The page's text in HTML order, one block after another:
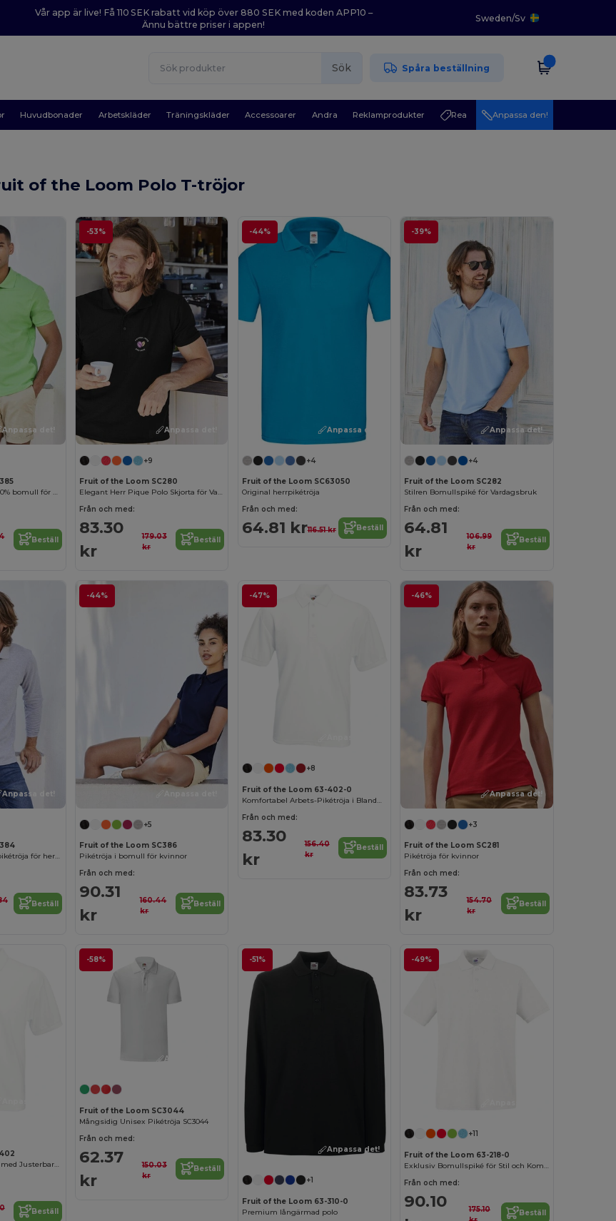
Vår app är live! Få 110 SEK rabatt vid köp över 880 SEK med koden APP10 –
Ännu bättre priser i appen!
Sweden/Sv
Sök Spåra beställning
Huvudbonader Arbetskläder Träningskläder Accessoarer Andra Reklamprodukter Rea Anpassa den!
of the Loom Polo T-tröjor
Anpassa det!
Premium pikétröja i 100% bomull för herrar
Beställ
-53%
Anpassa det!
+9
Fruit of the Loom SC280
Elegant Herr Pique Polo Skjorta för Vardagsstil
Från och med:
83.30
kr
179.03
kr
Beställ
-44%
Anpassa det!
+4
Fruit of the Loom SC63050
Original herrpikétröja
Från och med:
64.81 kr116.51 kr Beställ
-39%
Anpassa det!
+4
Fruit of the Loom SC282
Stilren Bomullspiké för Vardagsbruk
Från och med:
64.81
kr
106.99
kr
Beställ
Anpassa det!
Premium långärmad pikétröja för herrar
Beställ
-44%
+5
Fruit of the Loom SC386
Pikétröja i bomull för kvinnor
Från och med:
90.31
kr
160.44
kr
Beställ
-47%
+8
Fruit of the Loom 63-402-0
Komfortabel Arbets-Pikétröja i Blandmaterial
Från och med:
83.30
kr
156.40
kr
Beställ
-46%
Anpassa det!
+3
Fruit of the Loom SC281
Pikétröja för kvinnor
Från och med:
83.73
kr
154.70
kr
Beställ
Elegant Lättskött Polo med Justerbara Manschetter
Beställ
-58%
Anpassa det!
Fruit of the Loom SC3044
Mångsidig Unisex Pikétröja SC3044
Från och med:
62.37
kr
150.03
kr
Beställ
-51%
Anpassa det!
+1
Fruit of the Loom 63-310-0
Premium långärmad polo
-49%
+11
Fruit of the Loom 63-218-0
Exklusiv Bomullspiké för Stil och Komfort
Från och med:
90.10
175.10
Beställ